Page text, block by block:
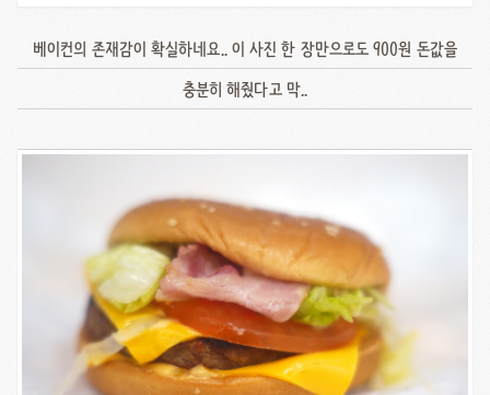
베이컨의 존재감이 확실하네요.. 이 사진 한 장만으로도 900원 돈값을
충분히 해줬다고 막..